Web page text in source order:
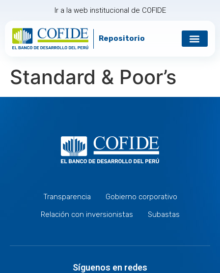
Ir a la web institucional de COFIDE
Repositorio
Standard & Poor’s
Transparencia
Gobierno corporativo
Relación con inversionistas
Subastas
Síguenos en redes